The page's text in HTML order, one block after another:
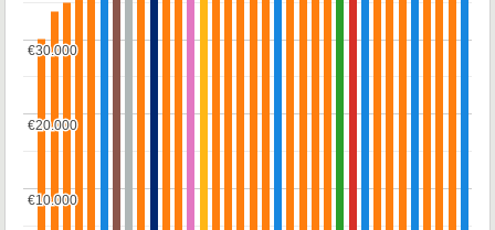
€10.000
€10.000
€20.000
€20.000
€30.000
€30.000